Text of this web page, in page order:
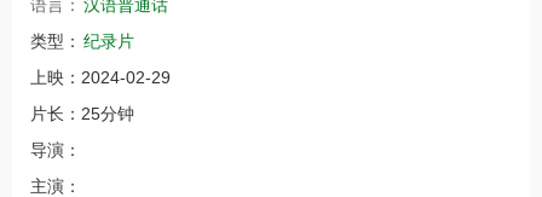
语言： 汉语普通话
类型： 纪录片
上映： 2024-02-29
片长： 25分钟
导演：
主演：